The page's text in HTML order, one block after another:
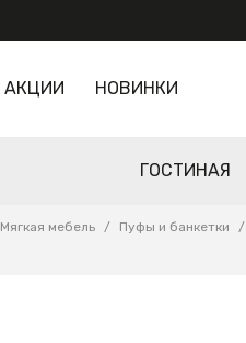
АКЦИИ НОВИНКИ
ГОСТИНАЯ
Мягкая мебель / Пуфы и банкетки /